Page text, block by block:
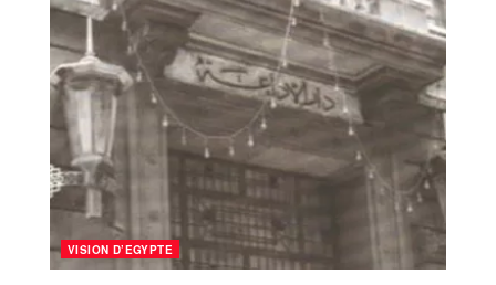
VISION D’EGYPTE